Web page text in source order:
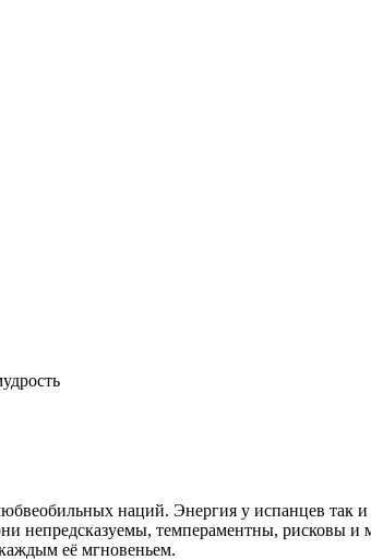
наций. Энергия у испанцев так и
непредсказуемы, темпераментны, рисковы
её мгновеньем.